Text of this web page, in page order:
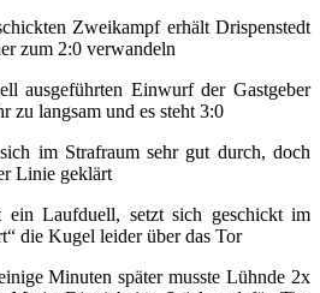
Zweikampf erhält Drispenstedt
zum 2:0 verwandeln
ausgeführten Einwurf der Gastgeber
zu langsam und es steht 3:0
im Strafraum sehr gut durch, doch
Linie geklärt
Laufduell, setzt sich geschickt im
die Kugel leider über das Tor
Minuten später musste Lühnde 2x